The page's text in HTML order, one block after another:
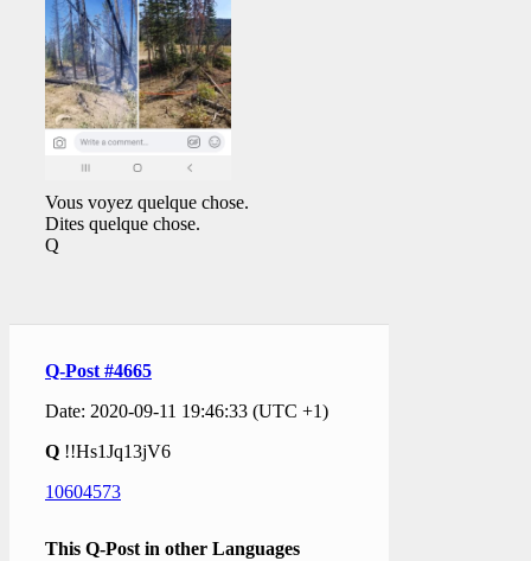
Vous voyez quelque chose.
Dites quelque chose.
Q
Q-Post #4665
Date: 2020-09-11 19:46:33 (UTC +1)
Q !!Hs1Jq13jV6
10604573
This Q-Post in other Languages